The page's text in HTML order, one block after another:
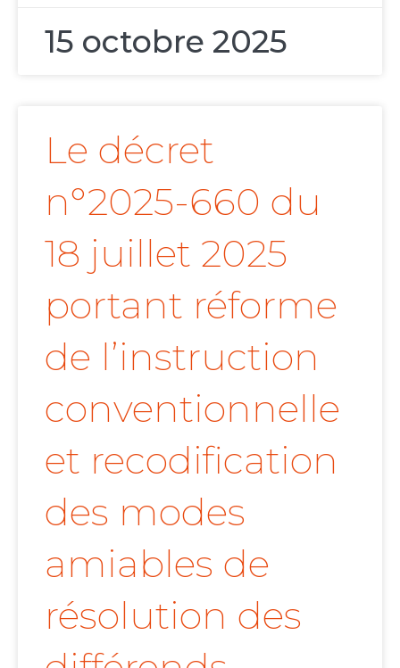
15 octobre 2025
Le décret
n°2025-660 du
18 juillet 2025
portant réforme
de l’instruction
conventionnelle
et recodification
des modes
amiables de
résolution des